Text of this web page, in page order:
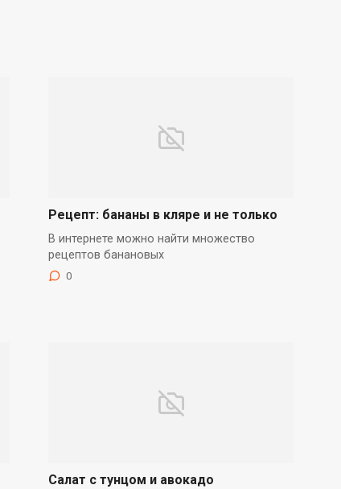
Рецепт: бананы в кляре и не только
В интернете можно найти множество
рецептов банановых
0
Салат с тунцом и авокадо